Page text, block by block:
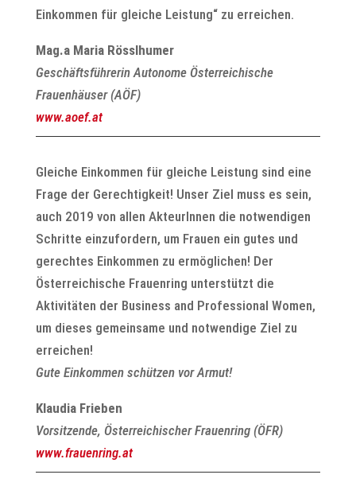
Einkommen für gleiche Leistung“ zu erreichen.
Mag.a Maria Rösslhumer
Geschäftsführerin Autonome Österreichische
Frauenhäuser (AÖF)
www.aoef.at
Gleiche Einkommen für gleiche Leistung sind eine
Frage der Gerechtigkeit! Unser Ziel muss es sein,
auch 2019 von allen AkteurInnen die notwendigen
Schritte einzufordern, um Frauen ein gutes und
gerechtes Einkommen zu ermöglichen! Der
Österreichische Frauenring unterstützt die
Aktivitäten der Business and Professional Women,
um dieses gemeinsame und notwendige Ziel zu
erreichen!
Gute Einkommen schützen vor Armut!
Klaudia Frieben
Vorsitzende, Österreichischer Frauenring (ÖFR)
www.frauenring.at